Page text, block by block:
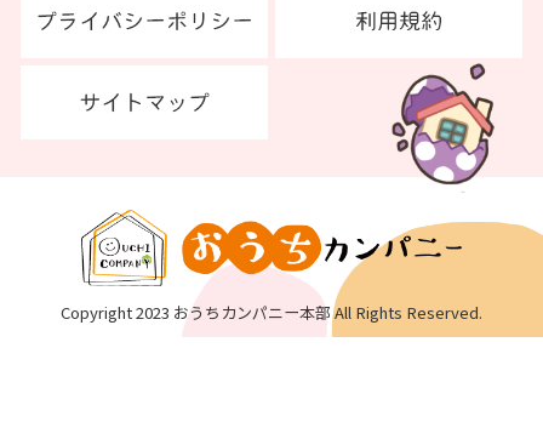
Copyright 2023 おうちカンパニー本部 All Rights Reserved.